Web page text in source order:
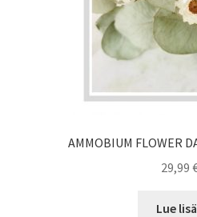
AMMOBIUM FLOWER
29,99
Lue